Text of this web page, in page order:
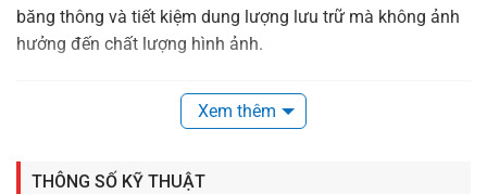
băng thông và tiết kiệm dung lượng lưu trữ mà không ảnh
hưởng đến chất lượng hình ảnh.
Xem thêm
THÔNG SỐ KỸ THUẬT